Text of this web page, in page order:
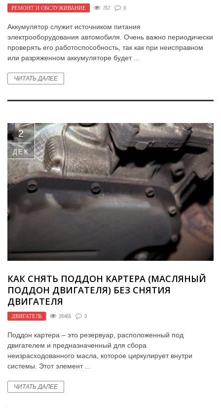
РЕМОНТ И ОБСЛУЖИВАНИЕ 757 0
Аккумулятор служит источником питания
электрооборудования автомобиля. Очень важно периодически
проверять его работоспособность, так как при неисправном
или разряженном аккумуляторе будет ...
ЧИТАТЬ ДАЛЕЕ
2
ДЕК
КАК СНЯТЬ ПОДДОН КАРТЕРА (МАСЛЯНЫЙ
ПОДДОН ДВИГАТЕЛЯ) БЕЗ СНЯТИЯ
ДВИГАТЕЛЯ
ДВИГАТЕЛЬ 26455 0
Поддон картера – это резервуар, расположенный под
двигателем и предназначенный для сбора
неизрасходованного масла, которое циркулирует внутри
системы. Этот элемент ...
ЧИТАТЬ ДАЛЕЕ